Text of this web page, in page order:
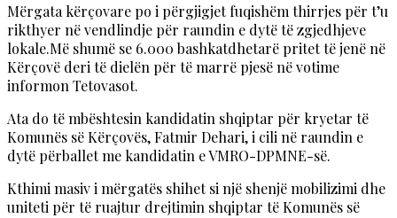
Mërgata kërçovare po i përgjigjet fuqishëm thirrjes për t’u
rikthyer në vendlindje për raundin e dytë të zgjedhjeve
lokale.Më shumë se 6.000 bashkatdhetarë pritet të jenë në
Kërçovë deri të dielën për të marrë pjesë në votime
informon Tetovasot.
Ata do të mbështesin kandidatin shqiptar për kryetar të
Komunës së Kërçovës, Fatmir Dehari, i cili në raundin e
dytë përballet me kandidatin e VMRO-DPMNE-së.
Kthimi masiv i mërgatës shihet si një shenjë mobilizimi dhe
uniteti për të ruajtur drejtimin shqiptar të Komunës së